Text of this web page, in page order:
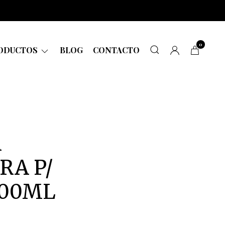
BLOG CONTACTO
0
P/